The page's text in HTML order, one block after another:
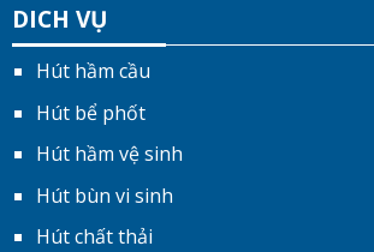
DICH VỤ
Hút hầm cầu
Hút bể phốt
Hút hầm vệ sinh
Hút bùn vi sinh
Hút chất thải